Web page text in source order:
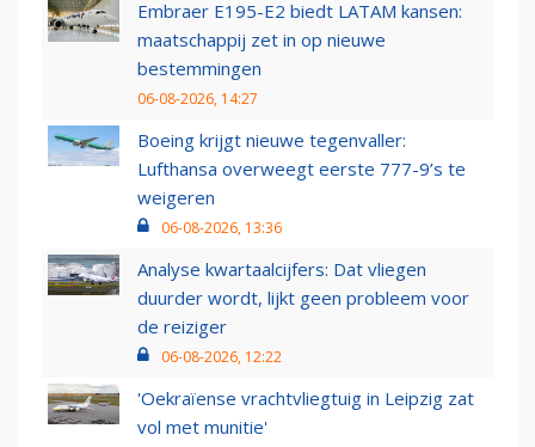
Embraer E195-E2 biedt LATAM kansen:
maatschappij zet in op nieuwe
bestemmingen
06-08-2026, 14:27
Boeing krijgt nieuwe tegenvaller:
Lufthansa overweegt eerste 777-9’s te
weigeren
06-08-2026, 13:36
Analyse kwartaalcijfers: Dat vliegen
duurder wordt, lijkt geen probleem voor
de reiziger
06-08-2026, 12:22
'Oekraïense vrachtvliegtuig in Leipzig zat
vol met munitie'